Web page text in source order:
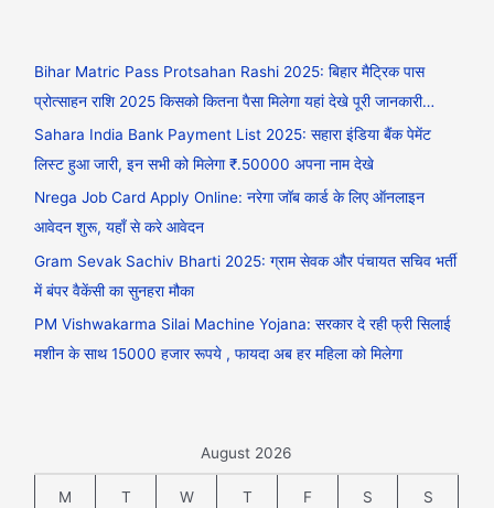
Bihar Matric Pass Protsahan Rashi 2025: बिहार मैट्रिक पास
प्रोत्साहन राशि 2025 किसको कितना पैसा मिलेगा यहां देखे पूरी जानकारी…
Sahara India Bank Payment List 2025: सहारा इंडिया बैंक पेमेंट
लिस्ट हुआ जारी, इन सभी को मिलेगा ₹.50000 अपना नाम देखे
Nrega Job Card Apply Online: नरेगा जॉब कार्ड के लिए ऑनलाइन
आवेदन शुरू, यहाँ से करे आवेदन
Gram Sevak Sachiv Bharti 2025: ग्राम सेवक और पंचायत सचिव भर्ती
में बंपर वैकेंसी का सुनहरा मौका
PM Vishwakarma Silai Machine Yojana: सरकार दे रही फ्री सिलाई
मशीन के साथ 15000 हजार रूपये , फायदा अब हर महिला को मिलेगा
August 2026
M T W T F S S